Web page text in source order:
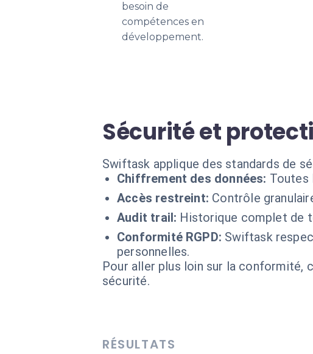
besoin de
compétences en
développement.
Sécurité et
Swiftask applique des standards de
Chiffrement des données: Toutes
Accès restreint: Contrôle
Audit trail: Historique complet de
Conformité RGPD: Swiftask
personnelles.
Pour aller plus loin sur la conformité,
sécurité.
RÉSULTATS